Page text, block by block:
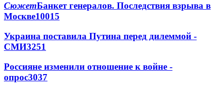
СюжетБанкет генералов. Последствия взрыва в
Москве10015
Украина поставила Путина перед дилеммой -
СМИ3251
Россияне изменили отношение к войне -
опрос3037